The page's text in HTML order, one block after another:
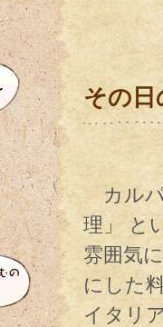
その
カルパ
理」 と
雰囲気
にした
イタリ